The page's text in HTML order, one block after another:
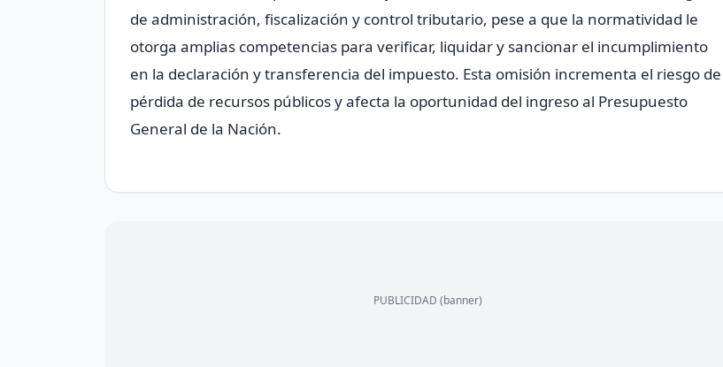
de administración, fiscalización y control tributario, pese a que la normatividad le
otorga amplias competencias para verificar, liquidar y sancionar el incumplimiento
en la declaración y transferencia del impuesto. Esta omisión incrementa el riesgo de
pérdida de recursos públicos y afecta la oportunidad del ingreso al Presupuesto
General de la Nación.
PUBLICIDAD (banner)